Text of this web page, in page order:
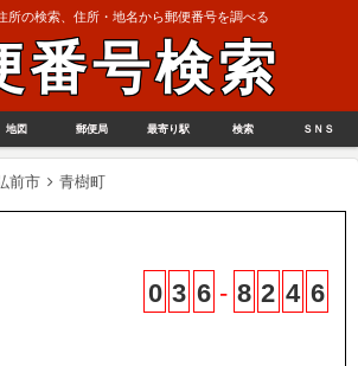
所の検索、住所・地名から郵便番号を調べる
番号検索
地図 郵便局 最寄り駅 検索 ＳＮＳ
前市 青樹町
0 3 6 - 8 2 4 6